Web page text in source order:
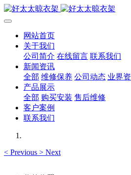
网站首页
关于我们
公司简介 在线留言 联系我们
新闻资讯
全部 维修保养 公司动态 业界
产品展示
全部 购买安装 售后维修
客户案例
联系我们
< Previous > Next